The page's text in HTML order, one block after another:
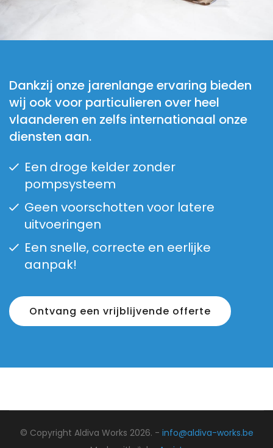
Dankzij onze jarenlange ervaring bieden
wij ook voor particulieren over heel
vlaanderen en zelfs internationaal onze
diensten aan.
Een droge kelder zonder
pompsysteem
Geen voorschotten voor latere
uitvoeringen
Een snelle, correcte en eerlijke
aanpak!
Ontvang een vrijblijvende offerte
© Copyright Aldiva Works 2026. - info@aldiva-works.be